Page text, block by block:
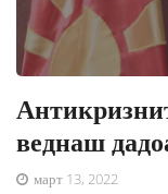
веднаш
март 13, 2022